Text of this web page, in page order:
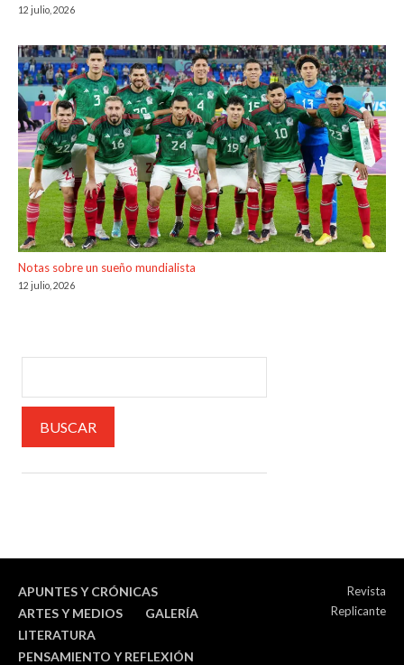
12 julio, 2026
Notas sobre un sueño mundialista
12 julio, 2026
APUNTES Y CRÓNICAS
ARTES Y MEDIOS
GALERÍA
LITERATURA
PENSAMIENTO Y REFLEXIÓN
Revista
Replicante